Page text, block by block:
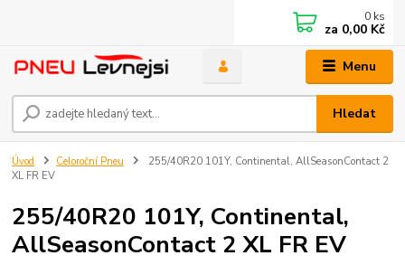
Menu
Hledat
0 ks
za 0,00 Kč
Úvod Celoroční Pneu
255/40R20 101Y, Continental, AllSeasonContact 2
XL FR EV
255/40R20 101Y, Continental,
AllSeasonContact 2 XL FR EV